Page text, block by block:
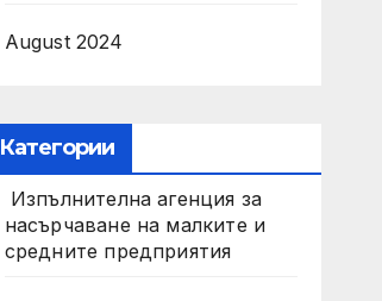
August 2024
Категории
Изпълнителна агенция за
насърчаване на малките и
средните предприятия